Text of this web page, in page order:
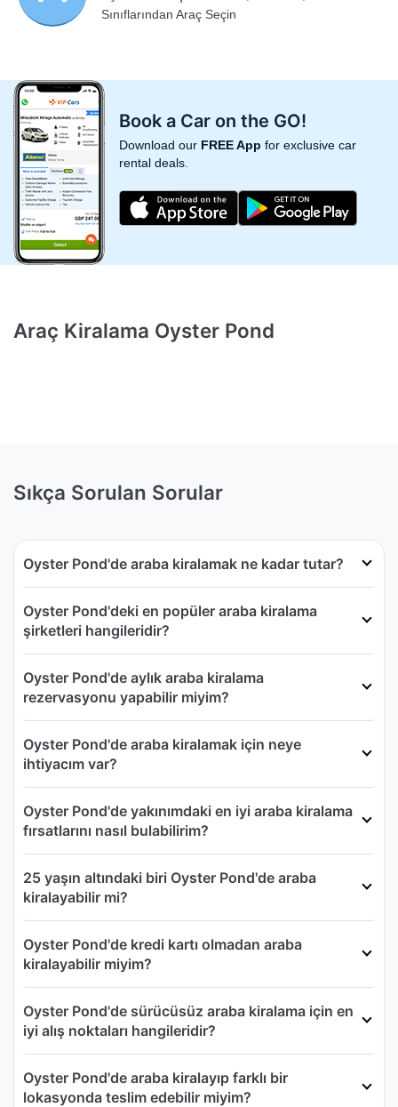
Sınıflarından Araç Seçin
Book a Car on the GO!
Download our FREE App for exclusive car
rental deals.
Araç Kiralama Oyster Pond
Sıkça Sorulan Sorular
Oyster Pond'de araba kiralamak ne kadar tutar?
Oyster Pond'deki en popüler araba kiralama
şirketleri hangileridir?
Oyster Pond'de aylık araba kiralama
rezervasyonu yapabilir miyim?
Oyster Pond'de araba kiralamak için neye
ihtiyacım var?
Oyster Pond'de yakınımdaki en iyi araba kiralama
fırsatlarını nasıl bulabilirim?
25 yaşın altındaki biri Oyster Pond'de araba
kiralayabilir mi?
Oyster Pond'de kredi kartı olmadan araba
kiralayabilir miyim?
Oyster Pond'de sürücüsüz araba kiralama için en
iyi alış noktaları hangileridir?
Oyster Pond'de araba kiralayıp farklı bir
lokasyonda teslim edebilir miyim?